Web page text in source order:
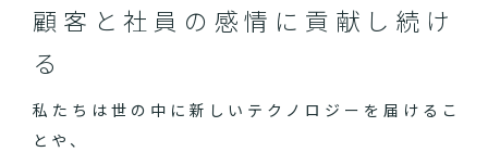
顧客と社員の感情に貢献し続け
る
私たちは世の中に新しいテクノロジーを届けるこ
とや、